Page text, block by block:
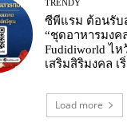
TRENDY
ซีพีแรม ต้อนรับ
“ชุดอาหารมงค
Fudidiworld ไ
เสริมสิริมงคล เ
Load more